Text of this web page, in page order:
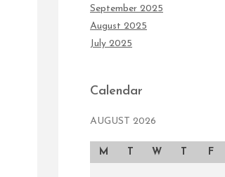
September 2025
August 2025
July 2025
Calendar
AUGUST 2026
M T W T F